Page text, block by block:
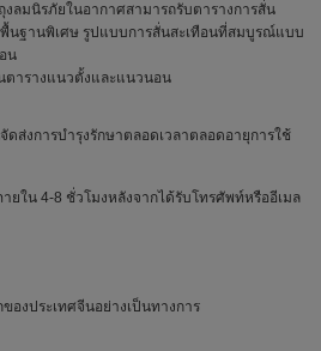
ลมนิรภัยในอากาศสามารถรับตารางการสั่น
นฐานพิเศษ รูปแบบการสั่นสะเทือนที่สมบูรณ์แบบ
น
ตารางแนวตั้งและแนวนอน
ดส่งการบำรุงรักษาตลอดเวลาตลอดอายุการใช้
ยใน 4-8 ชั่วโมงหลังจากได้รับโทรศัพท์หรืออีเมล
องประเทศจีนอย่างเป็นทางการ